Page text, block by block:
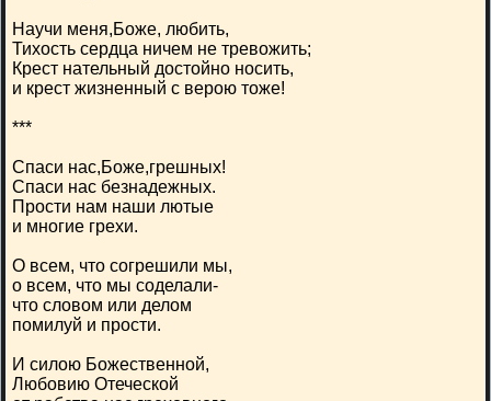
Научи меня,Боже, любить,
Тихость сердца ничем не тревожить;
Крест нательный достойно носить,
и крест жизненный с верою тоже!
***
Спаси нас,Боже,грешных!
Спаси нас безнадежных.
Прости нам наши лютые
и многие грехи.
О всем, что согрешили мы,
о всем, что мы соделали-
что словом или делом
помилуй и прости.
И силою Божественной,
Любовию Отеческой